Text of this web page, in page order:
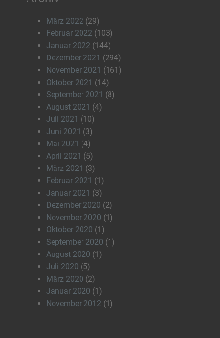
März 2022 (29)
Februar 2022 (103)
Januar 2022 (144)
Dezember 2021 (294)
November 2021 (161)
Oktober 2021 (14)
September 2021 (8)
August 2021 (4)
Juli 2021 (10)
Juni 2021 (3)
Mai 2021 (4)
April 2021 (5)
März 2021 (3)
Februar 2021 (1)
Januar 2021 (3)
Dezember 2020 (2)
November 2020 (1)
Oktober 2020 (1)
September 2020 (1)
August 2020 (1)
Juli 2020 (5)
März 2020 (2)
Januar 2020 (1)
November 2012 (1)